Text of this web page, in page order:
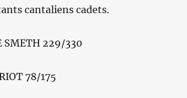
cantaliens cadets.
SMETH 229/330
78/175